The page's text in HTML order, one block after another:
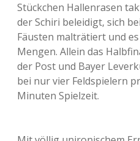
Stückchen Hallenrasen
der Schiri beleidigt, sich
Fäusten malträtiert und
Mengen. Allein das
der Post und Bayer
bei nur vier Feldspielern
Minuten Spielzeit.